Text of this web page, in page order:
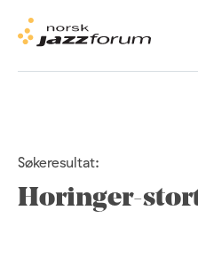
Søkeresultat:
Horinger-